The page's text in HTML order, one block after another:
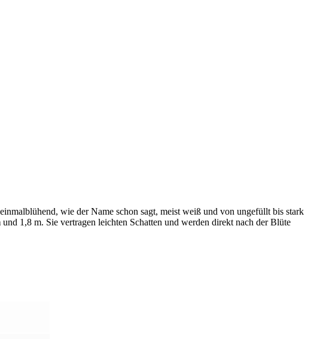
wie der Name schon sagt, meist weiß und von ungefüllt bis stark
1,8 m. Sie vertragen leichten Schatten und werden direkt nach der Blüte